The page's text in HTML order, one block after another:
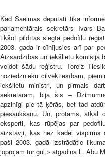
Kad Saeimas deputāti tika
parlamentārais sekretārs Ivars
tikšot pildītas slēgtā pedofilu
2003. gada ir cīnījusies arī par
Aizsardzības un iekšlietu komisijā
veidot šādu reģistru. Toreiz
noziedznieku cilvēktiesībām,
iekšlietu ministri, un pirmais
sekretāram, bija šis –
apzinīgi pie tā ķērās, bet tad
piesaukšanu. Un, protams, atkal
eksperti, kas rūpējas par
aizstāvji, kas nez kādēļ vispirms
paši 2003. gadā izstrādātie
joprojām tur guļ,» atgādina L. Abu